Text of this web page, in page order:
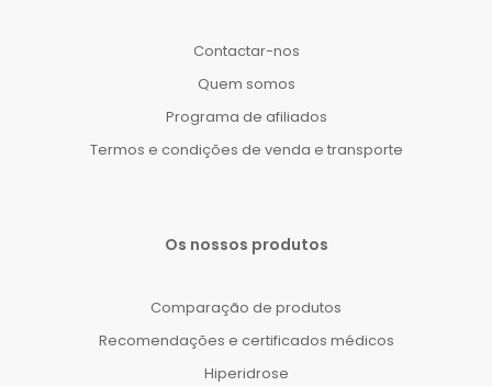
Contactar-nos
Quem somos
Programa de afiliados
Termos e condições de venda e transporte
Os nossos produtos
Comparação de produtos
Recomendações e certificados médicos
Hiperidrose